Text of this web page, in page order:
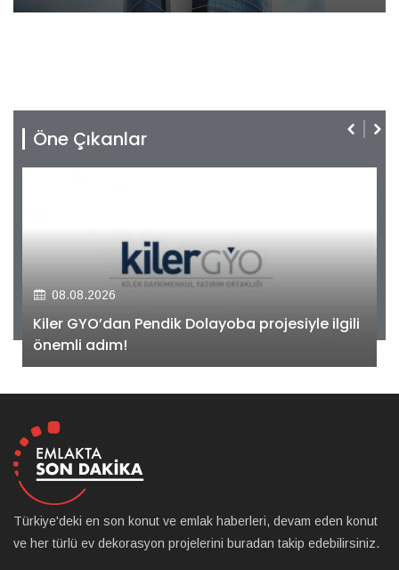
Öne Çıkanlar
08.08.2026
Kiler GYO’dan Pendik Dolayoba projesiyle ilgili
önemli adım!
Türkiye'deki en son konut ve emlak haberleri, devam eden konut
ve her türlü ev dekorasyon projelerini buradan takip edebilirsiniz.